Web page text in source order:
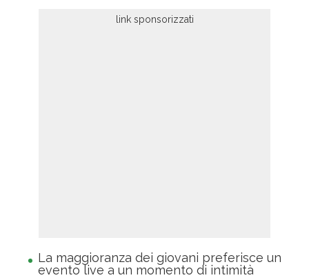
La maggioranza dei giovani preferisce un
evento live a un momento di intimità